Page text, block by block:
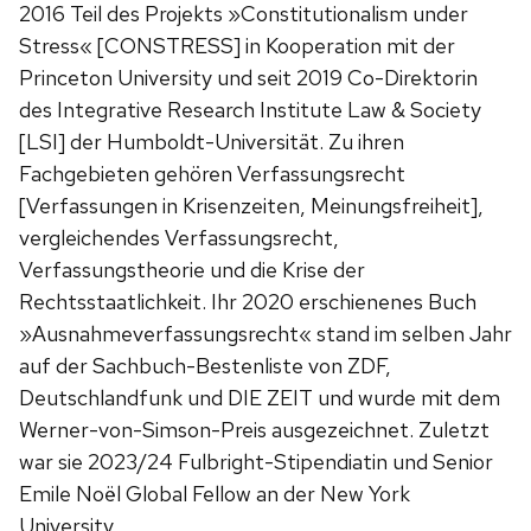
2016 Teil des Projekts »Constitutionalism under
Stress« [CONSTRESS] in Kooperation mit der
Princeton University und seit 2019 Co-Direktorin
des Integrative Research Institute Law & Society
[LSI] der Humboldt-Universität. Zu ihren
Fachgebieten gehören Verfassungsrecht
[Verfassungen in Krisenzeiten, Meinungsfreiheit],
vergleichendes Verfassungsrecht,
Verfassungstheorie und die Krise der
Rechtsstaatlichkeit. Ihr 2020 erschienenes Buch
»Ausnahmeverfassungsrecht« stand im selben Jahr
auf der Sachbuch-Bestenliste von ZDF,
Deutschlandfunk und DIE ZEIT und wurde mit dem
Werner-von-Simson-Preis ausgezeichnet. Zuletzt
war sie 2023/24 Fulbright-Stipendiatin und Senior
Emile Noël Global Fellow an der New York
University.